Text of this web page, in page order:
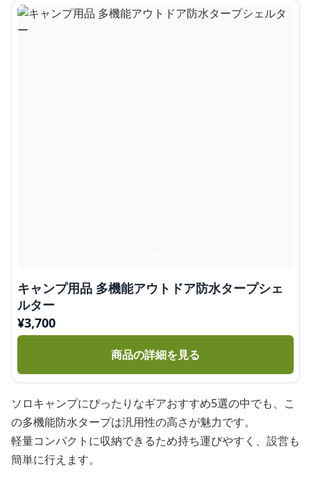
キャンプ用品 多機能アウトドア防水タープシェ
ルター
¥3,700
商品の詳細を見る
ソロキャンプにぴったりなギアおすすめ5選の中でも、こ
の多機能防水タープは汎用性の高さが魅力です。
軽量コンパクトに収納できるため持ち運びやすく、設営も
簡単に行えます。